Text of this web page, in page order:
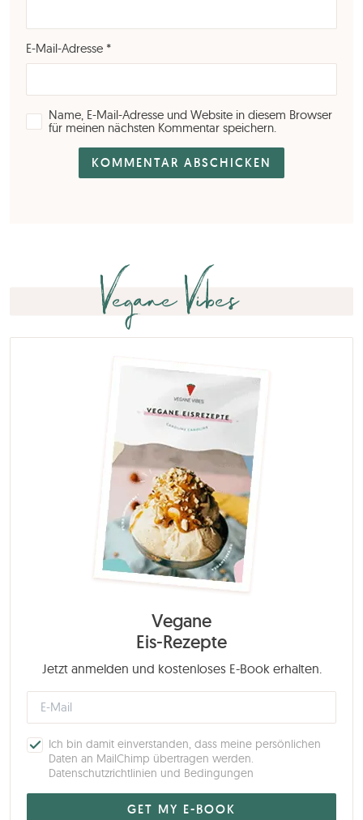
E-Mail-Adresse *
Name, E-Mail-Adresse und Website in diesem Browser
für meinen nächsten Kommentar speichern.
Vegane Vibes
Vegane
Eis-Rezepte
Jetzt anmelden und kostenloses E-Book erhalten.
Ich bin damit einverstanden, dass meine persönlichen
Daten an MailChimp übertragen werden.
Datenschutzrichtlinien und Bedingungen